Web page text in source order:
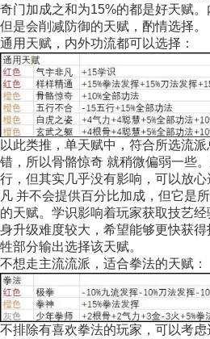
奇门加成之和为15%的都是好天赋。
但是会削减防御的天赋，酌情选择。
通用天赋，内外功流都可以选择：
以此类推，单天赋中，符合所选流
错，所以骨骼惊奇 就稍微偏弱一些
行，但其实几乎没有影响，可以放
凡 并不会提供百分比加成，但它是
的天赋。学识影响着玩家获取技艺
身升级难度较大，希望能够更快获
牲部分输出选择该天赋。
不想走主流流派，适合拳法的天赋：
不排除有喜欢拳法的玩家，可以考虑